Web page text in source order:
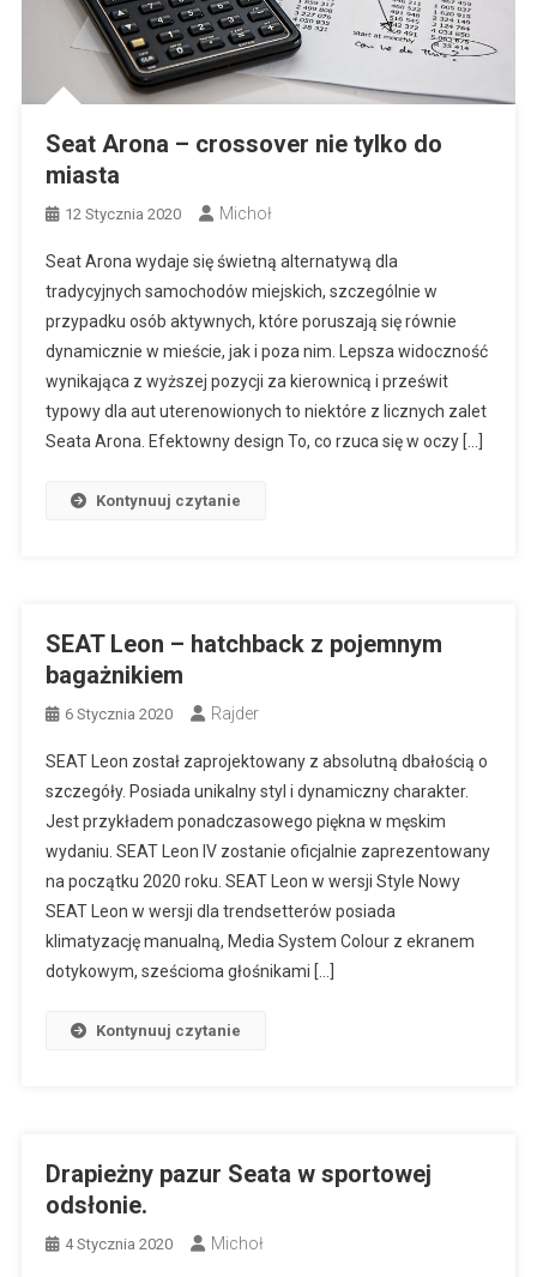
Seat Arona – crossover nie tylko do
miasta
12 Stycznia 2020 Michoł
Seat Arona wydaje się świetną alternatywą dla
tradycyjnych samochodów miejskich, szczególnie w
przypadku osób aktywnych, które poruszają się równie
dynamicznie w mieście, jak i poza nim. Lepsza widoczność
wynikająca z wyższej pozycji za kierownicą i prześwit
typowy dla aut uterenowionych to niektóre z licznych zalet
Seata Arona. Efektowny design To, co rzuca się w oczy […]
Kontynuuj czytanie
SEAT Leon – hatchback z pojemnym
bagażnikiem
6 Stycznia 2020 Rajder
SEAT Leon został zaprojektowany z absolutną dbałością o
szczegóły. Posiada unikalny styl i dynamiczny charakter.
Jest przykładem ponadczasowego piękna w męskim
wydaniu. SEAT Leon IV zostanie oficjalnie zaprezentowany
na początku 2020 roku. SEAT Leon w wersji Style Nowy
SEAT Leon w wersji dla trendsetterów posiada
klimatyzację manualną, Media System Colour z ekranem
dotykowym, sześcioma głośnikami […]
Kontynuuj czytanie
Drapieżny pazur Seata w sportowej
odsłonie.
4 Stycznia 2020 Michoł